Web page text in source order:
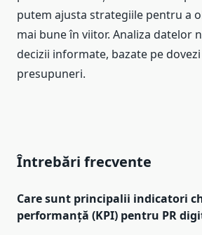
putem ajusta strategiile pentru a
mai bune în viitor. Analiza datelor
decizii informate, bazate pe
presupuneri.
Întrebări frecvente
Care sunt principalii indicatori
performanță (KPI) pentru PR